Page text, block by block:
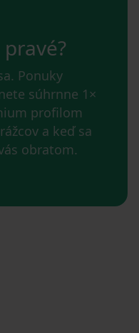
Ponuky
súhrnne 1×
profilom
a keď sa
obratom.